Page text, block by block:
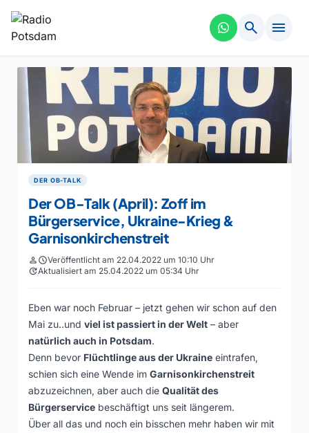
search menu
DER OB-TALK
Der OB-Talk (April): Zoff im
Bürgerservice, Ukraine-Krieg &
Garnisonkirchenstreit
personscheduleVeröffentlicht am 22.04.2022 um 10:10 Uhr
updateAktualisiert am 25.04.2022 um 05:34 Uhr
Eben war noch Februar – jetzt gehen wir schon auf den
Mai zu..und viel ist passiert in der Welt – aber
natürlich auch in Potsdam.
Denn bevor Flüchtlinge aus der Ukraine eintrafen,
schien sich eine Wende im Garnisonkirchenstreit
abzuzeichnen, aber auch die Qualität des
Bürgerservice beschäftigt uns seit längerem.
Über all das und noch ein bisschen mehr haben wir mit